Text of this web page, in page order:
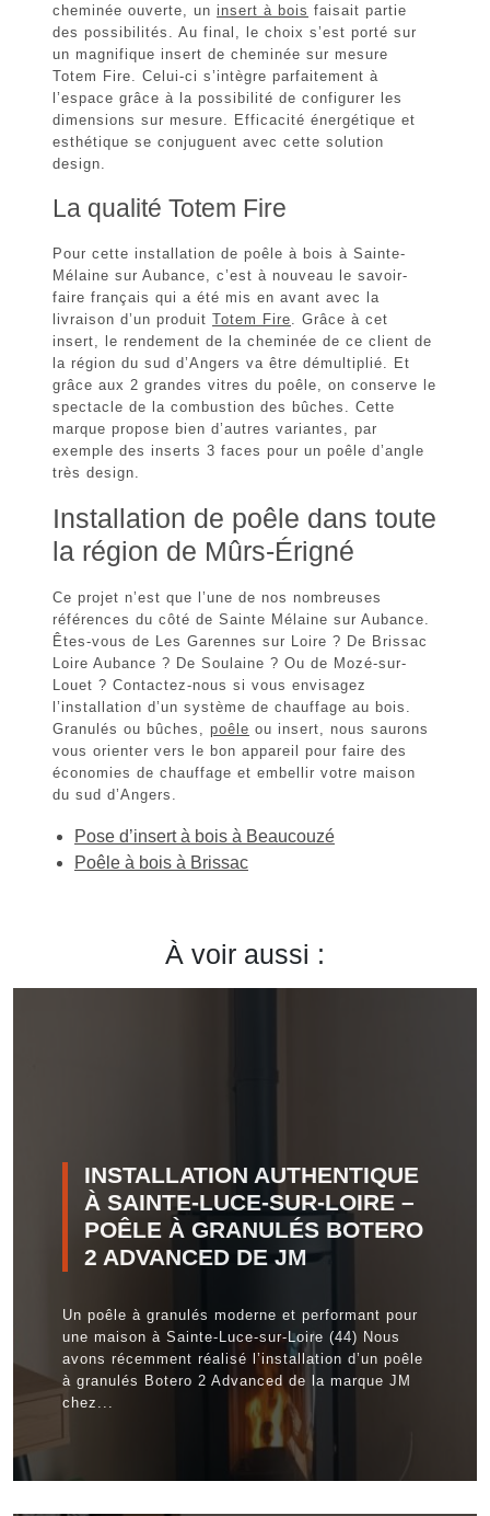
cheminée ouverte, un insert à bois faisait partie
des possibilités. Au final, le choix s’est porté sur
un magnifique insert de cheminée sur mesure
Totem Fire . Celui-ci s’intègre parfaitement à
l’espace grâce à la possibilité de configurer les
dimensions sur mesure. Efficacité énergétique et
esthétique se conjuguent avec cette solution
design.
La qualité Totem Fire
Pour cette installation de poêle à bois à Sainte-
Mélaine sur Aubance , c’est à nouveau le savoir-
faire français qui a été mis en avant avec la
livraison d’un produit Totem Fire . Grâce à cet
insert, le rendement de la cheminée de ce client de
la région du sud d’Angers va être démultiplié. Et
grâce aux 2 grandes vitres du poêle, on conserve le
spectacle de la combustion des bûches. Cette
marque propose bien d’autres variantes, par
exemple des inserts 3 faces pour un poêle d’angle
très design
Installation de poêle dans toute
la région de Mûrs-Érigné
Ce projet n’est que l’une de nos nombreuses
références du côté de Sainte Mélaine sur Aubance.
Êtes-vous de Les Garennes sur Loire ? De Brissac
Loire Aubance ? De Soulaine ? Ou de Mozé-sur-
Louet ? Contactez-nous si vous envisagez
l’installation d’un système de chauffage au bois.
Granulés ou bûches, poêle ou insert, nous saurons
vous orienter vers le bon appareil pour faire des
économies de chauffage et embellir votre maison
du sud d’Angers
Pose d’insert à bois à Beaucouzé
Poêle à bois à Brissac
À voir aussi :
INSTALLATION AUTHENTIQUE
À SAINTE-LUCE-SUR-LOIRE –
POÊLE À GRANULÉS BOTERO
2 ADVANCED DE JM
Un poêle à granulés moderne et performant pour
une maison à Sainte-Luce-sur-Loire (44) Nous
avons récemment réalisé l’installation d’un poêle
à granulés Botero 2 Advanced de la marque JM
chez...